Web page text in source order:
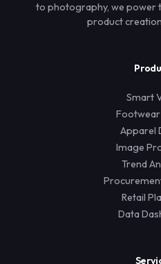
to photography, we power
product
Smart
Apparel
Image
Trend
Retail
Data